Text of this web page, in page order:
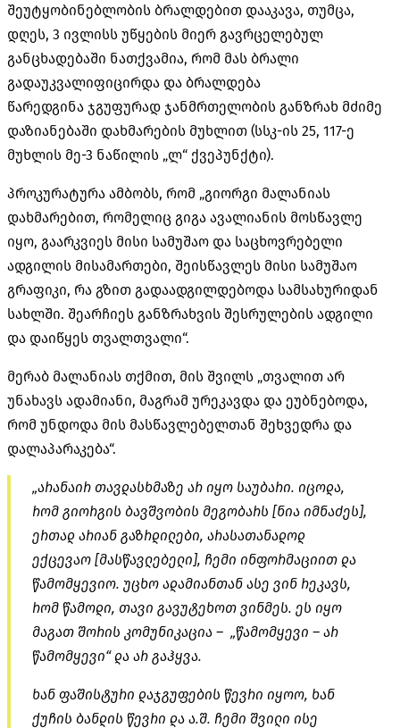
შეუტყობინებლობის ბრალდებით დააკავა, თუმცა,
დღეს, 3 ივლისს უწყების მიერ გავრცელებულ
განცხადებაში ნათქვამია, რომ მას ბრალი
გადაუკვალიფიცირდა და ბრალდება
წარედგინა ჯგუფურად ჯანმრთელობის განზრახ მძიმე
დაზიანებაში დახმარების მუხლით (სსკ-ის 25, 117-ე
მუხლის მე-3 ნაწილის „ლ“ ქვეპუნქტი).
პროკურატურა ამბობს, რომ „გიორგი მალანიას
დახმარებით, რომელიც გიგა ავალიანის მოსწავლე
იყო, გაარკვიეს მისი სამუშაო და საცხოვრებელი
ადგილის მისამართები, შეისწავლეს მისი სამუშაო
გრაფიკი, რა გზით გადაადგილდებოდა სამსახურიდან
სახლში. შეარჩიეს განზრახვის შესრულების ადგილი
და დაიწყეს თვალთვალი“.
მერაბ მალანიას თქმით, მის შვილს „თვალით არ
უნახავს ადამიანი, მაგრამ ურეკავდა და ეუბნებოდა,
რომ უნდოდა მის მასწავლებელთან შეხვედრა და
დალაპარაკება“.
„არანაირ თავდასხმაზე არ იყო საუბარი. იცოდა,
რომ გიორგის ბავშვობის მეგობარს [ნია იმნაძეს],
ერთად არიან გაზრდილები, არასათანადოდ
ექცევაო [მასწავლებელი], ჩემი ინფორმაციით და
წამომყევიო. უცხო ადამიანთან ასე ვინ რეკავს,
რომ წამოდი, თავი გავუტეხოთ ვინმეს. ეს იყო
მაგათ შორის კომუნიკაცია – „წამომყევი – არ
წამომყევი“ და არ გაჰყვა.
ხან ფაშისტური დაჯგუფების წევრი იყოო, ხან
ქუჩის ბანდის წევრი და ა.შ. ჩემი შვილი ისე